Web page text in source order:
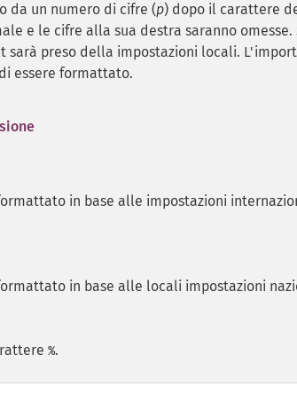
da un numero di cifre (p) dopo il carattere
e le cifre alla sua destra saranno
sarà preso della impostazioni locali.
essere formattato.
in base alle impostazioni
in base alle locali impostazioni
%.